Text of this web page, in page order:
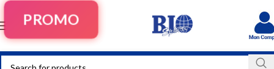
PROMO